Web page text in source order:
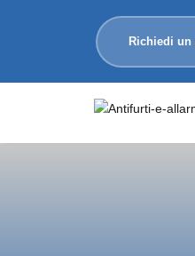
Richiedi un